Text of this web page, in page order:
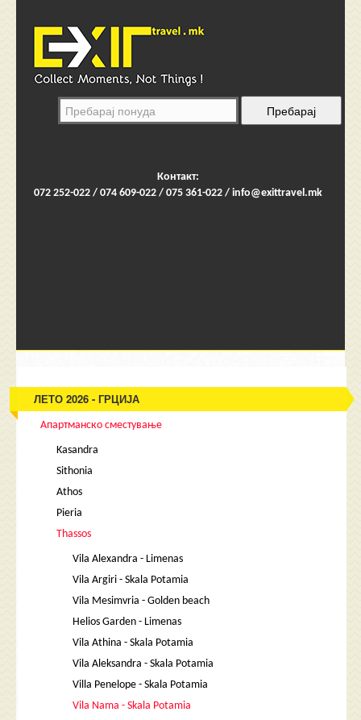
Контакт:
072 252-022 / 074 609-022 / 075 361-022 / info@exittravel.mk
ЛЕТО 2026 - ГРЦИЈА
Апартманско сместување
Kasandra
Sithonia
Athos
Pieria
Thassos
Vila Alexandra - Limenas
Vila Argiri - Skala Potamia
Vila Mesimvria - Golden beach
Helios Garden - Limenas
Vila Athina - Skala Potamia
Vila Aleksandra - Skala Potamia
Villa Penelope - Skala Potamia
Vila Nama - Skala Potamia